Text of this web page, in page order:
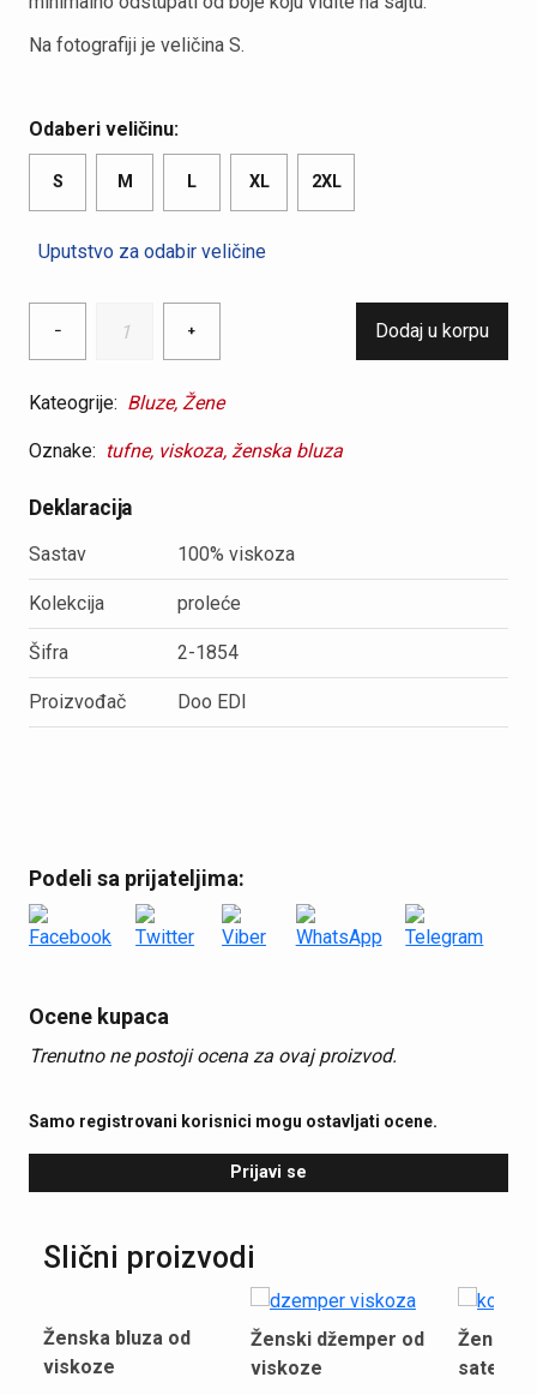
Na fotografiji je veličina S.
Odaberi veličinu:
S M L XL 2XL
Uputstvo za odabir veličine
−
viskoze
dezen
+ Dodaj u korpu
Kateogrije: Bluze, Žene
Oznake: tufne, viskoza, ženska bluza
Deklaracija
Sastav 100% viskoza
Kolekcija proleće
Šifra 2-1854
Proizvođač Doo EDI
Podeli sa prijateljima:
Ocene kupaca
Trenutno ne postoji ocena za ovaj proizvod.
Samo registrovani korisnici mogu ostavljati ocene.
Prijavi se
Slični proizvodi
Ženska bluza od
viskoze
Ženski džemper od
viskoze
Ženska
satena